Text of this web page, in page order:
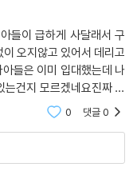
확률이 높다. 근육비대칭
있는 가장 혹독한 군대 특
인만을 위한 케어법은 아
목, 어깨 말림, 뻐근한 허
하나만 있으면 통증을 시
운동 전후, 몸의 통증이 있
들이 급하게 사달래서 구
오지않고 있어서 데리고
들은 이미 입대했는데 나
건지 모르겠네요진짜 배
아닙니까?아이 학교 다닐
0 댓글0